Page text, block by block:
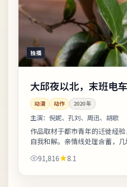
独播
大邱夜以北，末班电
动漫 动作 2020年
主演： 倪妮、孔刘、周迅、胡歌
作品取材于都市青年的迁徙经
自我和解。亲情线处理含蓄，
致敬。《大邱夜以北，末班电车
91,816 8.1